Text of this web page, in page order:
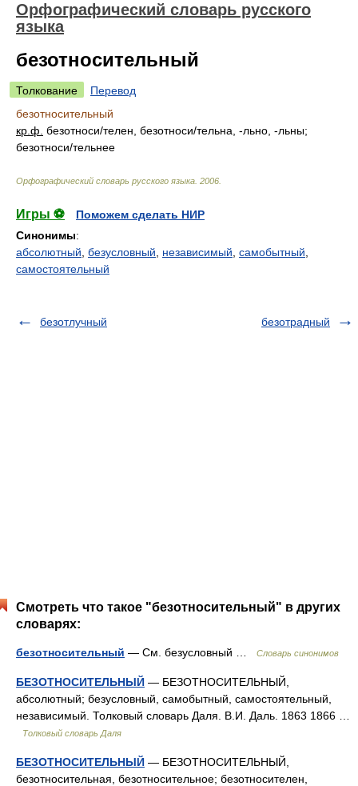
Орфографический словарь русского
языка
безотносительный
Толкование
Перевод
безотносительный
кр.ф. безотноси/телен, безотноси/тельна, -льно, -льны;
безотноси/тельнее
Орфографический словарь русского языка 2006
Игры ⚽
Поможем сделать НИР
Синонимы:
абсолютный безусловный независимый самобытный
самостоятельный
безотлучный безотрадный
Смотреть что такое "безотносительный" в других
словарях:
безотносительный — См. безусловный … Словарь синонимов
БЕЗОТНОСИТЕЛЬНЫЙ — БЕЗОТНОСИТЕЛЬНЫЙ,
абсолютный; безусловный, самобытный, самостоятельный,
независимый. Толковый словарь Даля. В.И. Даль. 1863 1866 …
Толковый словарь Даля
БЕЗОТНОСИТЕЛЬНЫЙ — БЕЗОТНОСИТЕЛЬНЫЙ,
безотносительная, безотносительное; безотносителен,